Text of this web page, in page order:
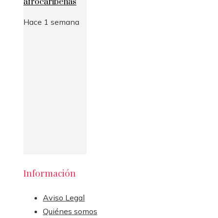
Hace 1 semana
Información
Aviso Legal
Quiénes somos